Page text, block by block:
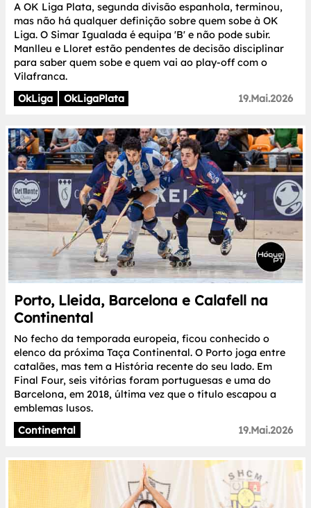
A OK Liga Plata, segunda divisão espanhola, terminou,
mas não há qualquer definição sobre quem sobe à OK
Liga. O Simar Igualada é equipa 'B' e não pode subir.
Manlleu e Lloret estão pendentes de decisão disciplinar
para saber quem sobe e quem vai ao play-off com o
Vilafranca.
OkLiga
OkLigaPlata 19.Mai.2026
Porto, Lleida, Barcelona e Calafell na
Continental
No fecho da temporada europeia, ficou conhecido o
elenco da próxima Taça Continental. O Porto joga entre
catalães, mas tem a História recente do seu lado. Em
Final Four, seis vitórias foram portuguesas e uma do
Barcelona, em 2018, última vez que o título escapou a
emblemas lusos.
Continental
19.Mai.2026